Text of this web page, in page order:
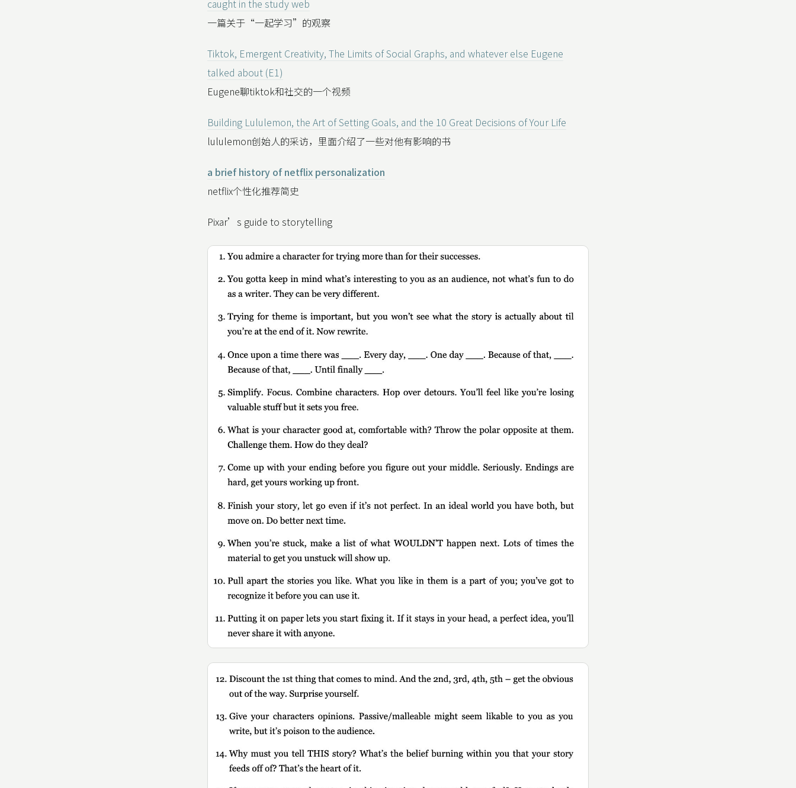
caught in the study web
一篇关于“一起学习”的观察
Tiktok, Emergent Creativity, The Limits of Social Graphs, and whatever else Eugene
talked about (E1)
Eugene聊tiktok和社交的一个视频
Building Lululemon, the Art of Setting Goals, and the 10 Great Decisions of Your Life
lululemon创始人的采访，里面介绍了一些对他有影响的书
a brief history of netflix personalization
netflix个性化推荐简史
Pixar’s guide to storytelling